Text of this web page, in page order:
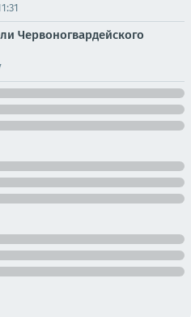
Червоногвардейского